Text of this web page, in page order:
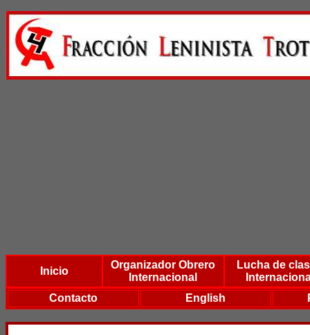
Inicio
Organizador Obrero
Internacional
Lucha de
Contacto
English